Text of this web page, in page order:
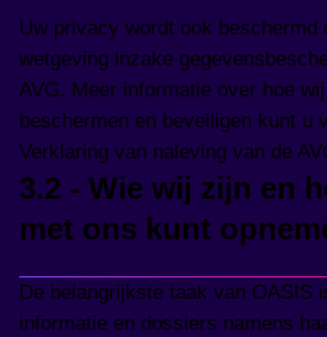
Uw privacy wordt ook beschermd
wetgeving inzake
AVG. Meer informatie over hoe
beschermen en beveiligen kunt u
Verklaring van naleving van de
3.2 - Wie wij zijn en
met ons kunt
De belangrijkste taak van OASIS
informatie en dossiers namens